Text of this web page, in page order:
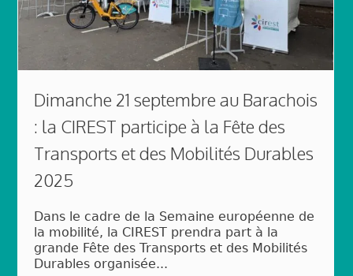
Dimanche 21 septembre au Barachois
: la CIREST participe à la Fête des
Transports et des Mobilités Durables
2025
Dans le cadre de la Semaine européenne de
la mobilité, la CIREST prendra part à la
grande Fête des Transports et des Mobilités
Durables organisée...